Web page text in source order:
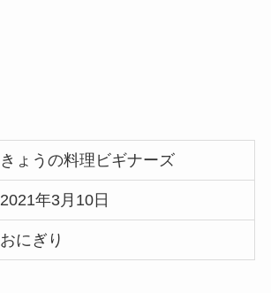
きょうの料理ビギナーズ
2021年3月10日
おにぎり